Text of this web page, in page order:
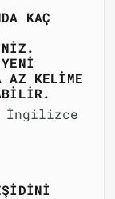
KAÇ
AZ KELIME
İngilizce